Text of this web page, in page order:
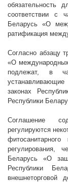
обязательность
соответствии с
Беларусь «О
ратификация
Согласно абзацу
«О
подлежат, в
законах
Республики
Соглашение
регулируются
регулирования,
Беларусь «О
Республики
внешнеторговой